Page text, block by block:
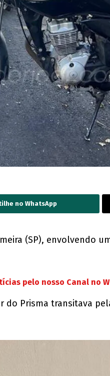
no WhatsApp
(SP), envolvendo
pelo nosso Canal no
Prisma transitava